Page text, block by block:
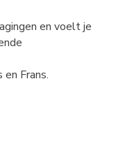
en voelt je
Frans.